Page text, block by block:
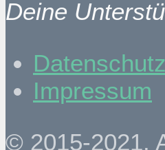
Deine
Datenschutz
Impressum
© 2015-2021.